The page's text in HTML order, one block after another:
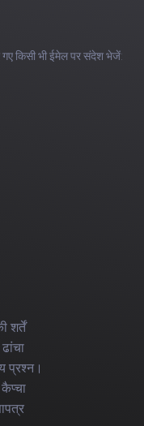
किसी भी ईमेल पर संदेश भेजें:
शर्तें
प्रश्न।